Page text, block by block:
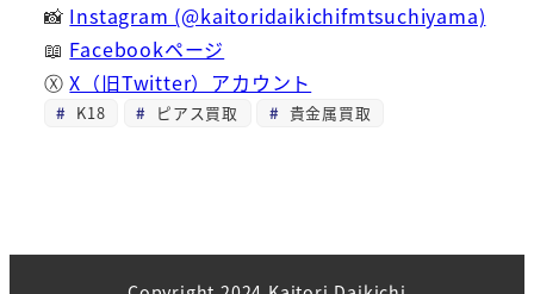
📸 Instagram (@kaitoridaikichifmtsuchiyama)
📖 Facebookページ
ⓍX（旧Twitter）アカウント
K18 ピアス買取 貴金属買取